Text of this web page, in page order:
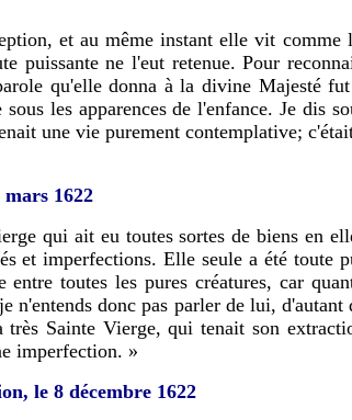
et au même instant elle vit
ne l'eut retenue. Pour
qu'elle donna à la divine Majesté
les apparences de l'enfance. Je dis
une vie purement contemplative;
1622
qui ait eu toutes sortes de biens en
et imperfections. Elle seule a été toute
toutes les pures créatures, car
donc pas parler de lui, d'autant
Sainte Vierge, qui tenait son
imperfection. »
le 8 décembre 1622